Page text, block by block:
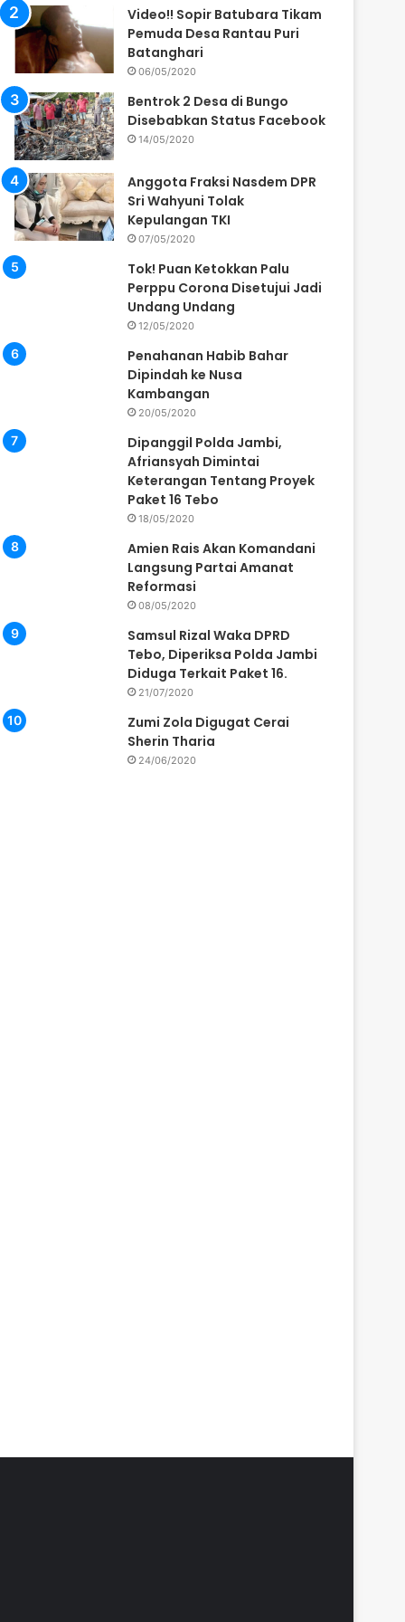
Video!! Sopir Batubara Tikam
Pemuda Desa Rantau Puri
Batanghari
06/05/2020
Bentrok 2 Desa di Bungo
Disebabkan Status Facebook
14/05/2020
Anggota Fraksi Nasdem DPR
Sri Wahyuni Tolak
Kepulangan TKI
07/05/2020
Tok! Puan Ketokkan Palu
Perppu Corona Disetujui Jadi
Undang Undang
12/05/2020
Penahanan Habib Bahar
Dipindah ke Nusa
Kambangan
20/05/2020
Dipanggil Polda Jambi,
Afriansyah Dimintai
Keterangan Tentang Proyek
Paket 16 Tebo
18/05/2020
Amien Rais Akan Komandani
Langsung Partai Amanat
Reformasi
08/05/2020
Samsul Rizal Waka DPRD
Tebo, Diperiksa Polda Jambi
Diduga Terkait Paket 16.
21/07/2020
Zumi Zola Digugat Cerai
Sherin Tharia
24/06/2020